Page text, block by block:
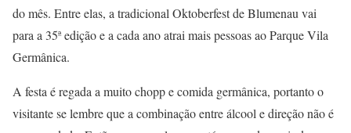
do mês. Entre elas, a tradicional Oktoberfest de Blumenau vai
para a 35ª edição e a cada ano atrai mais pessoas ao Parque Vila
Germânica.
A festa é regada a muito chopp e comida germânica, portanto o
visitante se lembre que a combinação entre álcool e direção não é